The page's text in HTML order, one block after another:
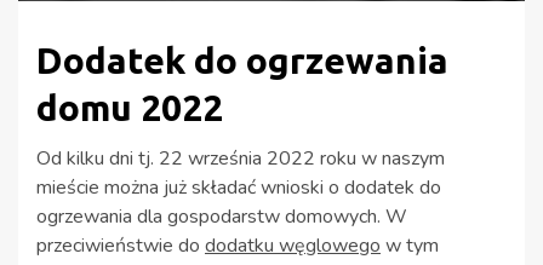
Dodatek do ogrzewania
domu 2022
Od kilku dni tj. 22 września 2022 roku w naszym
mieście można już składać wnioski o dodatek do
ogrzewania dla gospodarstw domowych. W
przeciwieństwie do dodatku węglowego w tym